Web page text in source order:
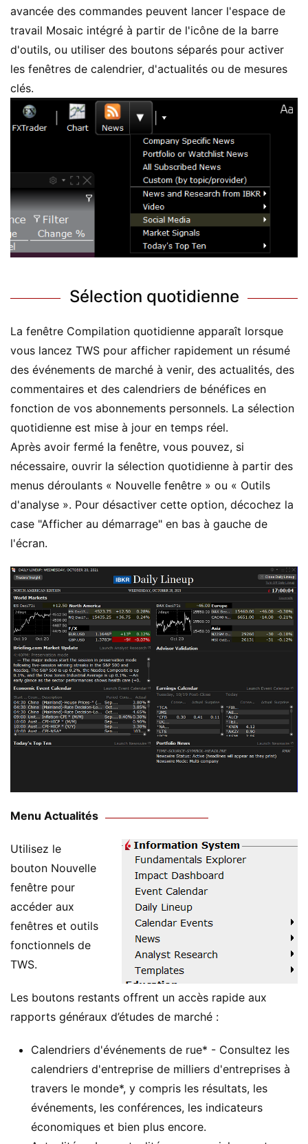
avancée des commandes peuvent lancer l'espace de
travail Mosaic intégré à partir de l'icône de la barre
d'outils, ou utiliser des boutons séparés pour activer
les fenêtres de calendrier, d'actualités ou de mesures
clés.
Sélection quotidienne
La fenêtre Compilation quotidienne apparaît lorsque
vous lancez TWS pour afficher rapidement un résumé
des événements de marché à venir, des actualités, des
commentaires et des calendriers de bénéfices en
fonction de vos abonnements personnels. La sélection
quotidienne est mise à jour en temps réel.
Après avoir fermé la fenêtre, vous pouvez, si
nécessaire, ouvrir la sélection quotidienne à partir des
menus déroulants « Nouvelle fenêtre » ou « Outils
d'analyse ». Pour désactiver cette option, décochez la
case "Afficher au démarrage" en bas à gauche de
l'écran.
Menu Actualités
Utilisez le
bouton Nouvelle
fenêtre pour
accéder aux
fenêtres et outils
fonctionnels de
TWS.
Les boutons restants offrent un accès rapide aux
rapports généraux d’études de marché :
Calendriers d'événements de rue* - Consultez les
calendriers d'entreprise de milliers d'entreprises à
travers le monde*, y compris les résultats, les
événements, les conférences, les indicateurs
économiques et bien plus encore.